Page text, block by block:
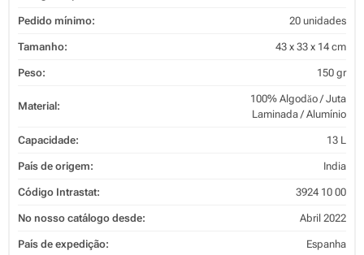
Pedido mínimo: 20 unidades
Tamanho: 43 x 33 x 14 cm
Peso: 150 gr
Material:
100% Algodăo / Juta
Laminada / Alumínio
Capacidade: 13 L
País de origem: India
Código Intrastat: 3924 10 00
No nosso catálogo desde: Abril 2022
País de expedição: Espanha